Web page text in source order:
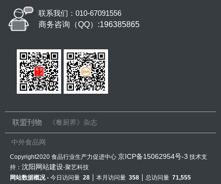
联系我们：010-67091556
商务咨询（QQ）:196385865
联盟刊物 《餐厨界》杂志
中外食品网
Copyright2020 食品行业生产力促进中心 京ICP备15062954号-3 技术支
持： 沈阳网站建设-聚艺科技
网站数据概况 - 今日访问量 28 本月访问量 358 总访问量 71,555